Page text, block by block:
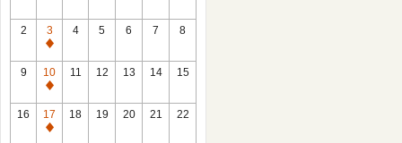
2
3
休
館
日
4 5 6 7 8
9
10
休
館
日
11 12 13 14 15
16
17
休
18 19 20 21 22